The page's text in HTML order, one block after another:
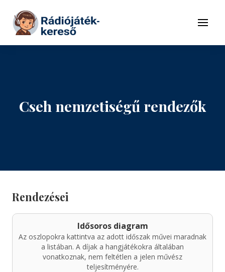
Tovább a tartalomhoz
Menü
Cseh nemzetiségű rendezők
Rendezései
Idősoros diagram
Az oszlopokra kattintva az adott időszak művei maradnak
a listában. A díjak a hangjátékokra általában
vonatkoznak, nem feltétlen a jelen művész
teljesítményére.